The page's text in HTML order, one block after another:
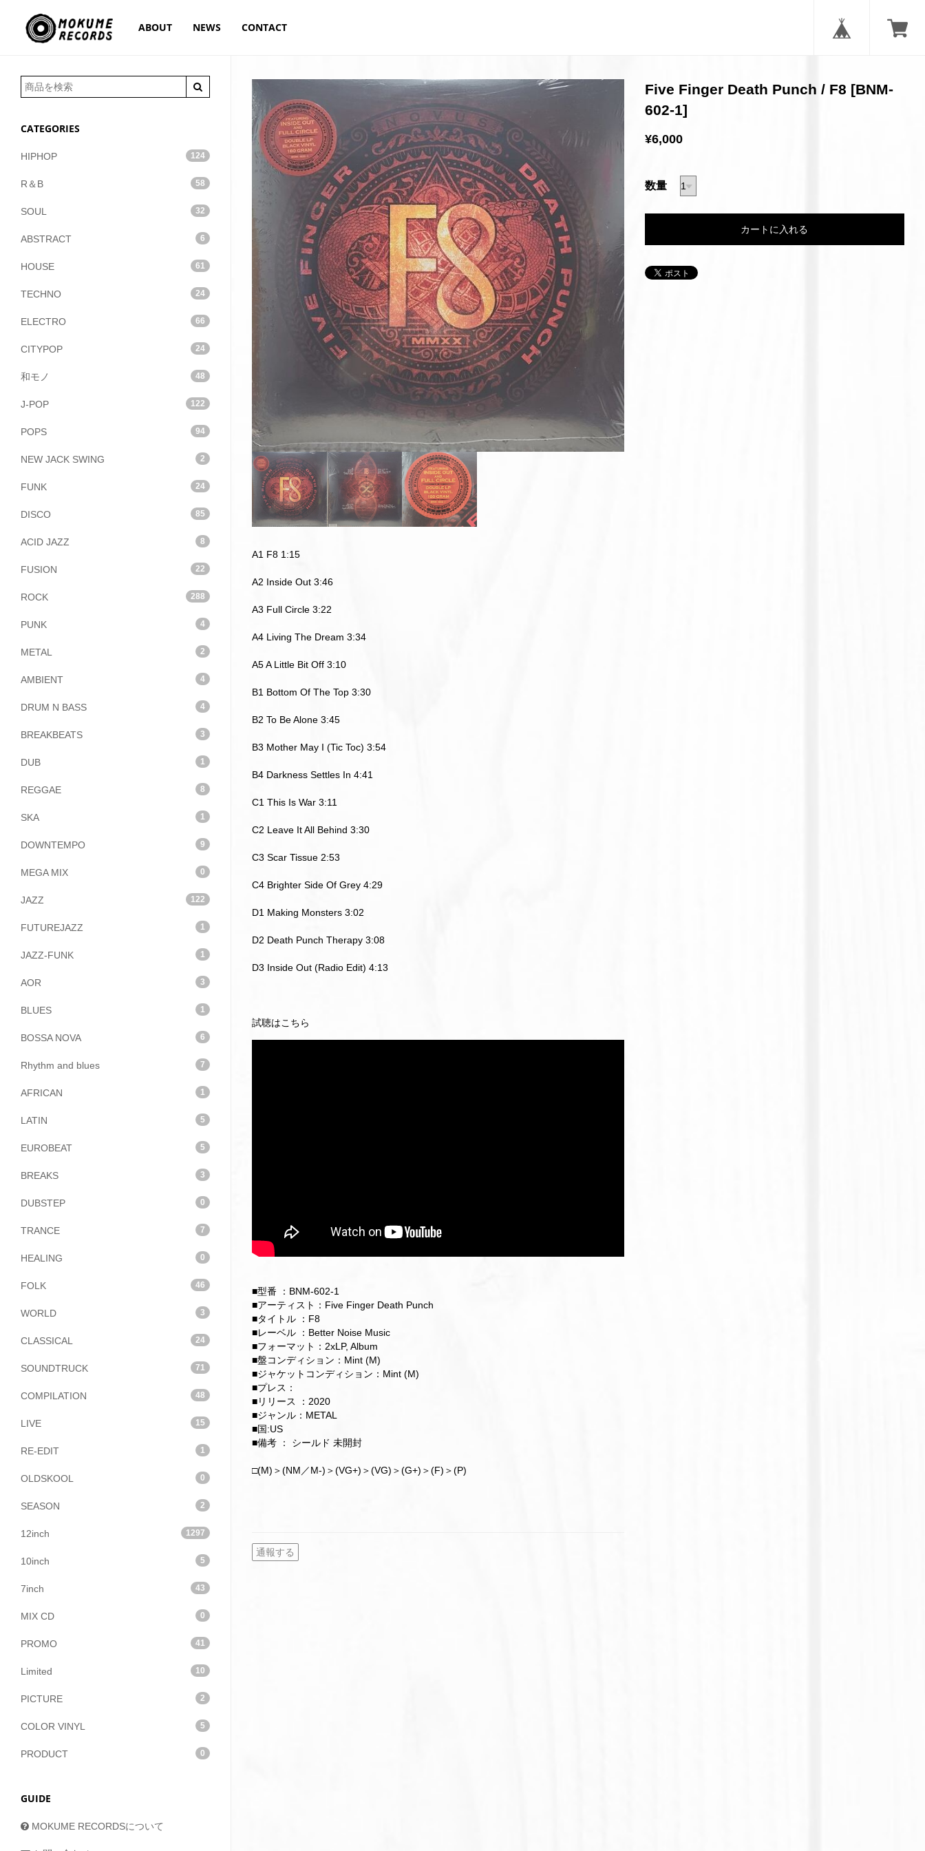
ABOUT NEWS CONTACT
CATEGORIES
HIPHOP 124
R＆B 58
SOUL 32
ABSTRACT 6
HOUSE 61
TECHNO 24
ELECTRO 66
CITYPOP 24
和モノ 48
J-POP 122
POPS 94
NEW JACK SWING 2
FUNK 24
DISCO 85
ACID JAZZ 8
FUSION 22
ROCK 288
PUNK 4
METAL 2
AMBIENT 4
DRUM N BASS 4
BREAKBEATS 3
DUB 1
REGGAE 8
SKA 1
DOWNTEMPO 9
MEGA MIX 0
JAZZ 122
FUTUREJAZZ 1
JAZZ-FUNK 1
AOR 3
BLUES 1
BOSSA NOVA 6
Rhythm and blues 7
AFRICAN 1
LATIN 5
EUROBEAT 5
BREAKS 3
DUBSTEP 0
TRANCE 7
HEALING 0
FOLK 46
WORLD 3
CLASSICAL 24
SOUNDTRUCK 71
COMPILATION 48
LIVE 15
RE-EDIT 1
OLDSKOOL 0
SEASON 2
12inch 1297
10inch 5
7inch 43
MIX CD 0
PROMO 41
Limited 10
PICTURE 2
COLOR VINYL 5
PRODUCT 0
GUIDE
MOKUME RECORDSについて
Five Finger Death Punch / F8 [BNM-
602-1]
¥6,000
数量
A1 F8 1:15
A2 Inside Out 3:46
A3 Full Circle 3:22
A4 Living The Dream 3:34
A5 A Little Bit Off 3:10
B1 Bottom Of The Top 3:30
B2 To Be Alone 3:45
B3 Mother May I (Tic Toc) 3:54
B4 Darkness Settles In 4:41
C1 This Is War 3:11
C2 Leave It All Behind 3:30
C3 Scar Tissue 2:53
C4 Brighter Side Of Grey 4:29
D1 Making Monsters 3:02
D2 Death Punch Therapy 3:08
D3 Inside Out (Radio Edit) 4:13
試聴はこちら
■型番 ：BNM-602-1
■アーティスト：Five Finger Death Punch
■タイトル ：F8
■レーベル ：Better Noise Music
■フォーマット：2xLP, Album
■盤コンディション：Mint (M)
■ジャケットコンディション：Mint (M)
■プレス：
■リリース ：2020
■ジャンル：METAL
■国:US
■備考 ： シールド 未開封
□(M)＞(NM／M-)＞(VG+)＞(VG)＞(G+)＞(F)＞(P)
通報する